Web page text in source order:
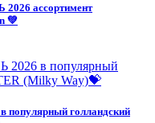
2026 ассортимент
💚
популярный голландский